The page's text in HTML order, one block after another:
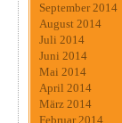
September 2014
August 2014
Juli 2014
Juni 2014
Mai 2014
April 2014
März 2014
Februar 2014